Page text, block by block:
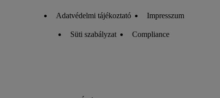
Adatvédelmi tájékoztató Impresszum
Süti szabályzat Compliance